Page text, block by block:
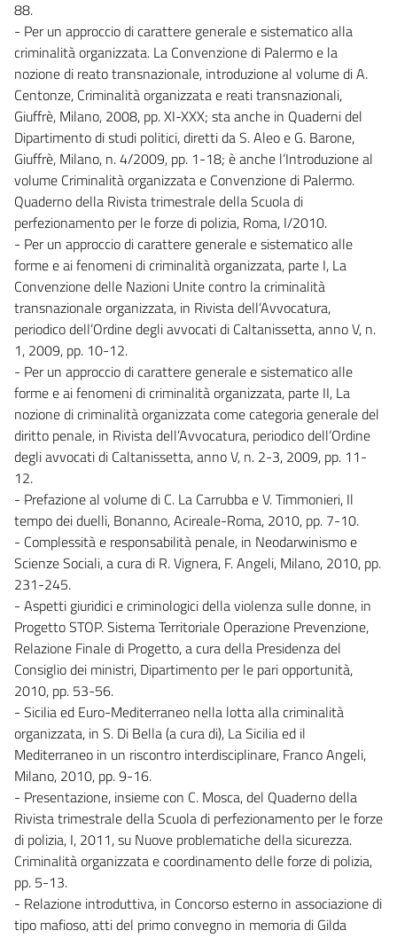
88.
- Per un approccio di carattere generale e sistematico alla
criminalità organizzata. La Convenzione di Palermo e la
nozione di reato transnazionale, introduzione al volume di A.
Centonze, Criminalità organizzata e reati transnazionali,
Giuffrè, Milano, 2008, pp. XI-XXX; sta anche in Quaderni del
Dipartimento di studi politici, diretti da S. Aleo e G. Barone,
Giuffrè, Milano, n. 4/2009, pp. 1-18; è anche l’Introduzione al
volume Criminalità organizzata e Convenzione di Palermo.
Quaderno della Rivista trimestrale della Scuola di
perfezionamento per le forze di polizia, Roma, I/2010.
- Per un approccio di carattere generale e sistematico alle
forme e ai fenomeni di criminalità organizzata, parte I, La
Convenzione delle Nazioni Unite contro la criminalità
transnazionale organizzata, in Rivista dell’Avvocatura,
periodico dell’Ordine degli avvocati di Caltanissetta, anno V, n.
1, 2009, pp. 10-12.
- Per un approccio di carattere generale e sistematico alle
forme e ai fenomeni di criminalità organizzata, parte II, La
nozione di criminalità organizzata come categoria generale del
diritto penale, in Rivista dell’Avvocatura, periodico dell’Ordine
degli avvocati di Caltanissetta, anno V, n. 2-3, 2009, pp. 11-
12.
- Prefazione al volume di C. La Carrubba e V. Timmonieri, Il
tempo dei duelli, Bonanno, Acireale-Roma, 2010, pp. 7-10.
- Complessità e responsabilità penale, in Neodarwinismo e
Scienze Sociali, a cura di R. Vignera, F. Angeli, Milano, 2010, pp.
231-245.
- Aspetti giuridici e criminologici della violenza sulle donne, in
Progetto STOP. Sistema Territoriale Operazione Prevenzione,
Relazione Finale di Progetto, a cura della Presidenza del
Consiglio dei ministri, Dipartimento per le pari opportunità,
2010, pp. 53-56.
- Sicilia ed Euro-Mediterraneo nella lotta alla criminalità
organizzata, in S. Di Bella (a cura di), La Sicilia ed il
Mediterraneo in un riscontro interdisciplinare, Franco Angeli,
Milano, 2010, pp. 9-16.
- Presentazione, insieme con C. Mosca, del Quaderno della
Rivista trimestrale della Scuola di perfezionamento per le forze
di polizia, I, 2011, su Nuove problematiche della sicurezza.
Criminalità organizzata e coordinamento delle forze di polizia,
pp. 5-13.
- Relazione introduttiva, in Concorso esterno in associazione di
tipo mafioso, atti del primo convegno in memoria di Gilda